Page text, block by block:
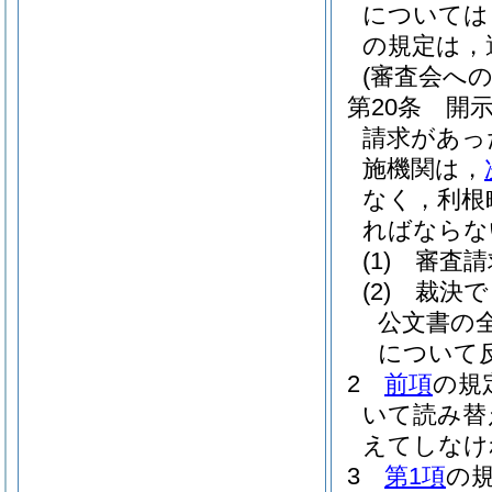
について
の規定は
(審査会へ
第20条
開
請求があ
施機関は，
なく，利
ればなら
(1)
審査
(2)
裁決
公文書の
について
2
前項の規
いて読み
えてしな
3
第1項の